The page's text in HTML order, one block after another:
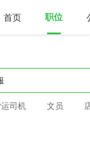
首页 职位
司机 文员